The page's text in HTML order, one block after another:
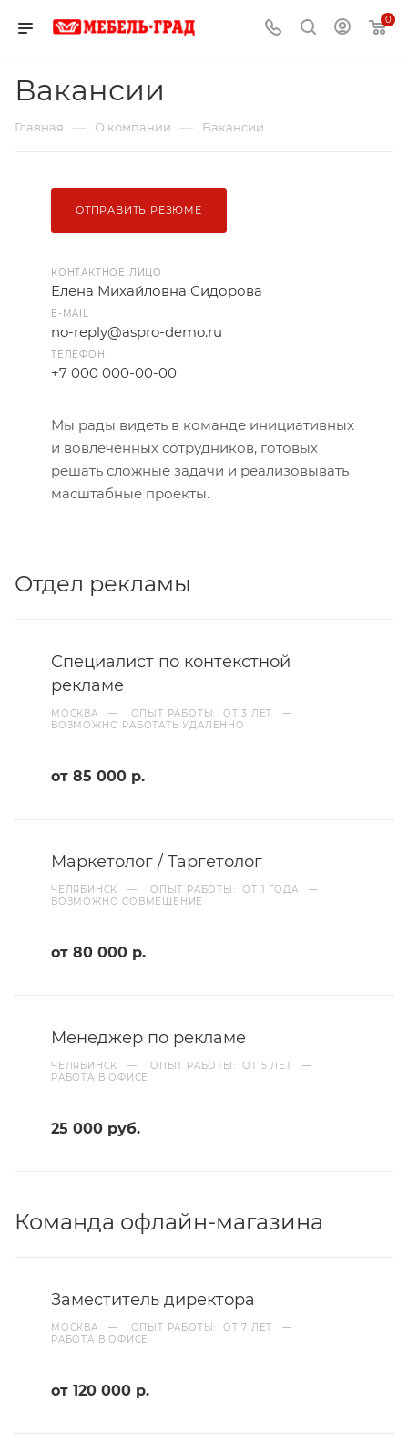
0
Вакансии
Главная — О компании — Вакансии
ОТПРАВИТЬ РЕЗЮМЕ
КОНТАКТНОЕ ЛИЦО
Елена Михайловна Сидорова
E-MAIL
no-reply@aspro-demo.ru
ТЕЛЕФОН
+7 000 000-00-00
Мы рады видеть в команде инициативных
и вовлеченных сотрудников, готовых
решать сложные задачи и реализовывать
масштабные проекты.
Отдел рекламы
Специалист по контекстной
рекламе
МОСКВА — ОПЫТ РАБОТЫ: ОТ 3 ЛЕТ
—
ВОЗМОЖНО РАБОТАТЬ УДАЛЕННО
от 85 000 р.
Маркетолог / Таргетолог
ЧЕЛЯБИНСК — ОПЫТ РАБОТЫ: ОТ 1 ГОДА
—
ВОЗМОЖНО СОВМЕЩЕНИЕ
от 80 000 р.
Менеджер по рекламе
ЧЕЛЯБИНСК — ОПЫТ РАБОТЫ: ОТ 5 ЛЕТ
—
РАБОТА В ОФИСЕ
25 000 руб.
Команда офлайн-магазина
Заместитель директора
МОСКВА — ОПЫТ РАБОТЫ: ОТ 7 ЛЕТ
—
РАБОТА В ОФИСЕ
от 120 000 р.